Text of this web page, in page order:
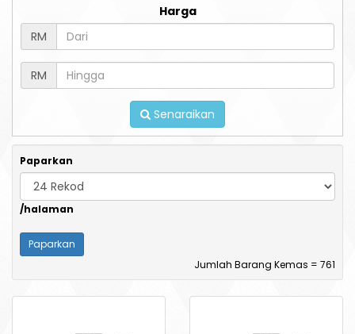
Harga
RM
RM
Senaraikan
Paparkan
/halaman
Jumlah Barang Kemas = 761